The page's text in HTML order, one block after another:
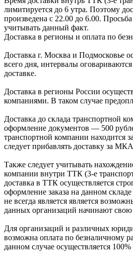
лимитируется до 6 утра. Поэтому
произведена с 22.00 до 6.00.
учитывать данный факт.
Доставка в регионы и оплата по
Доставка г. Москва и Подмосковье
всего дня, интервалы
доставке.
Доcтавка в регионы России
компаниями. В таком случае
Доставка до склада транспортной
оформление документов — 500
транспортной компании находится
следует прибавлять доставку за
Также следует учитывать
компании внутри ТТК (3-е
доставка в ТТК осуществляется
оформление заказа на данном
не всегда является является
данных организаций начинают свою
Для организаций и различных
возможна оплата по безналичному
данном случае осуществляется 100%